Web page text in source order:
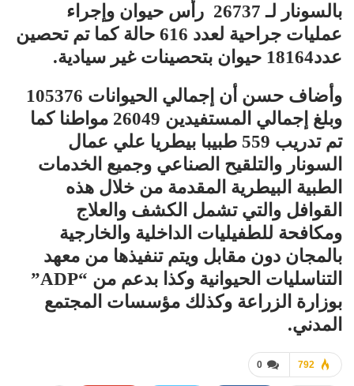
بالسونار لـ 26737 رأس حيوان وإجراء
عمليات جراحية لعدد 616 حالة كما تم تحصين
عدد18164 حيوان بتحصينات غير سيادية.
وأضاف حسن أن إجمالي الحيوانات 105376
وبلغ إجمالي المستفيدين 26049 مواطنا كما
تم تدريب 559 طبيبا بيطريا علي عمال
السونار والتلقيح الصناعي وجميع الخدمات
الطبية البيطرية المقدمة من خلال هذه
القوافل والتي تشمل الكشف والعلاج
ومكافحة للطفيليات الداخلية والخارجية
بالمجان دون مقابل ويتم تنفيذها من معهد
التناسليات الحيوانية وكذا بدعم من “ADP”
بوزارة الزراعة وكذلك مؤسسات المجتمع
المدني.
0 792